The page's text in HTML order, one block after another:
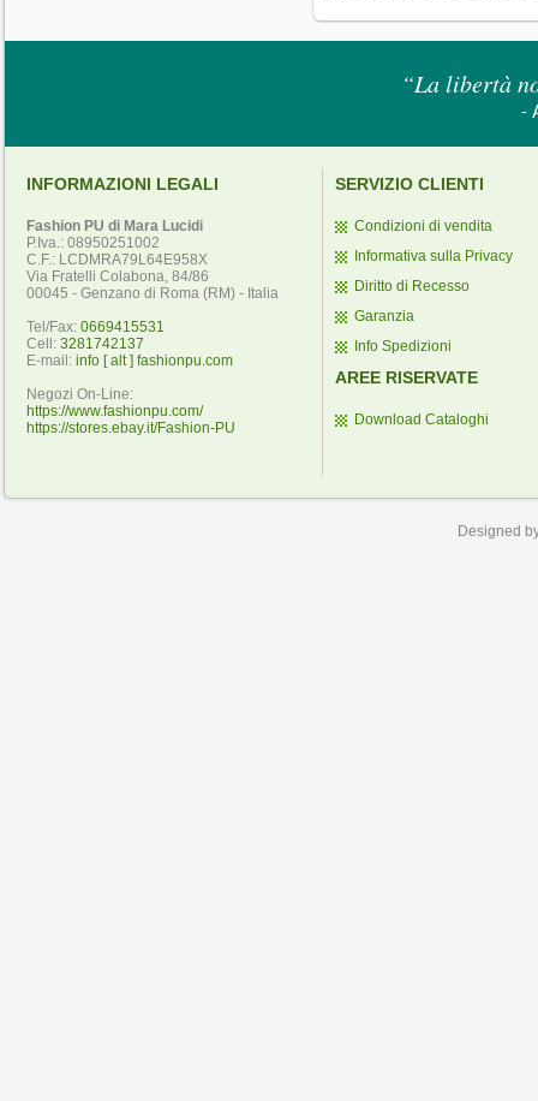
“La libertà
-
INFORMAZIONI LEGALI
Fashion PU di Mara Lucidi
P.Iva.: 08950251002
C.F.: LCDMRA79L64E958X
Via Fratelli Colabona, 84/86
00045 - Genzano di Roma (RM) - Italia
Tel/Fax: 0669415531
Cell: 3281742137
E-mail: info [ alt ] fashionpu.com
Negozi On-Line:
https://www.fashionpu.com/
https://stores.ebay.it/Fashion-PU
SERVIZIO CLIENTI
Condizioni di vendita
Informativa sulla Privacy
Diritto di Recesso
Garanzia
Info Spedizioni
AREE RISERVATE
Download Cataloghi
Designed